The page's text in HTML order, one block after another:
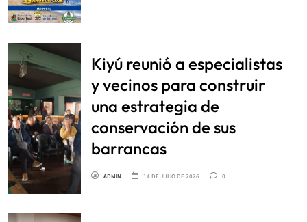
Kiyú reunió a especialistas
y vecinos para construir
una estrategia de
conservación de sus
barrancas
ADMIN 14 DE JULIO DE 2026 0